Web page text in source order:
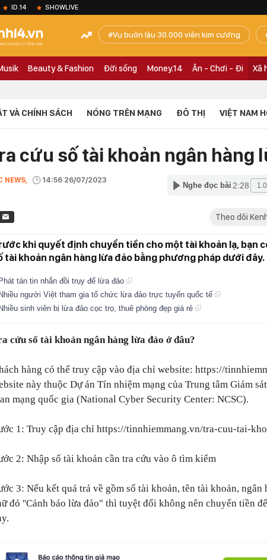
ID.14 SHOWLIVE
Vụ buôn lậu 30.000 viên kim cương
Beauty & Fashion Đời sống Money.14 Ăn - Chơi - Đi Xã
VÀ CHÍNH SÁCH NÓNG TRÊN MẠNG ĐÔ THỊ VIỆT NAM
cứu số tài khoản ngân hàng
NEWS, 14:56 26/07/2023
Nghe đọc bài 2:28
Theo dõi
khi quyết định chuyển tiền cho một tài khoản lạ, bạn
tài khoản ngân hàng lừa đảo bằng phương pháp dưới đây.
Phát tán tin nhắn đồi trụy để lừa đảo
Nhiều người Việt tham gia tổ chức lừa đảo trực tuyến quốc tế
Nhiều sinh viên bị lừa đảo cọc trọ, thuê phòng đẹp giá rẻ
cứu số tài khoản ngân hàng lừa đảo ở đâu?
hàng có thể truy cập vào địa chỉ website: https://
này thuộc Dự án Tín nhiệm mạng của Trung tâm Giám
mạng quốc gia (National Cyber Security Center: NCSC).
1: Truy cập địa chỉ https://tinnhiemmang.vn/tra-cuu-tai-
2: Nhập số tài khoản cần tra cứu vào ô tìm kiếm
3: Nếu kết quả trả về gồm số tài khoản, tên tài khoản, ngân
đỏ ''Cảnh báo lừa đảo" thì tuyệt đối không nên chuyển tiền